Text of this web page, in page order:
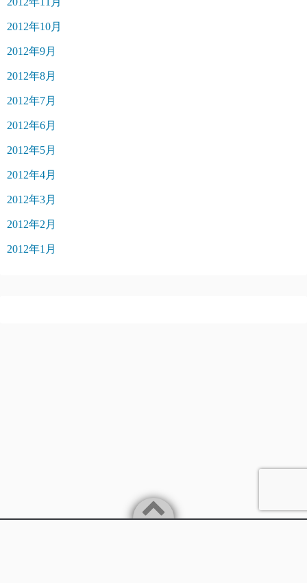
2012年10月
2012年9月
2012年8月
2012年7月
2012年6月
2012年5月
2012年4月
2012年3月
2012年2月
2012年1月